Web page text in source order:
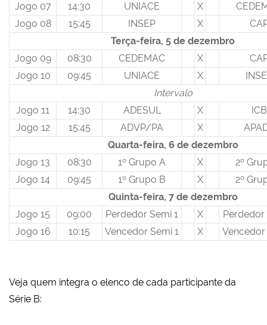
Jogo 07
14:30 UNIACE X
Jogo 08
15:45 INSEP X
Terça-feira, 5 de dezembro
Jogo 09
08:30 CEDEMAC X
Jogo 10
09:45 UNIACE X
Intervalo
Jogo 11
14:30 ADESUL X
ICB
Jogo 12
15:45 ADVP/PA X
Quarta-feira, 6 de dezembro
Jogo 13
08:30 1º Grupo A X
2º
Jogo 14
09:45 1º Grupo B X
2º
Quinta-feira, 7 de dezembro
Jogo 15
09:00 Perdedor Semi 1 X
Perdedor
Jogo 16
10:15 Vencedor Semi 1 X Vencedor
Veja quem integra o elenco de cada participante da
Série B: